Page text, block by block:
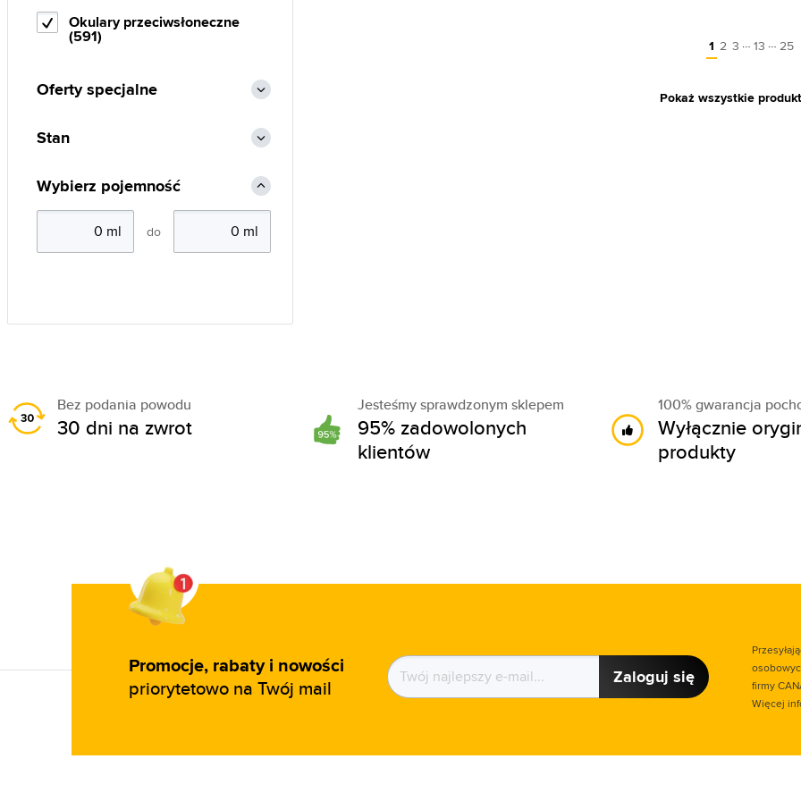
1 2 3 … 13 … 25
Pokaż wszystkie
Okulary przeciwsłoneczne
(591)
Oferty specjalne
Stan
Wybierz pojemność
do
Bez podania powodu
30 dni na zwrot
Jesteśmy sprawdzonym sklepem
95% zadowolonych
klientów
100% gwarancja
Wyłącznie
produkty
Promocje, rabaty i nowości
priorytetowo na Twój mail Zaloguj się
firmy
Więcej